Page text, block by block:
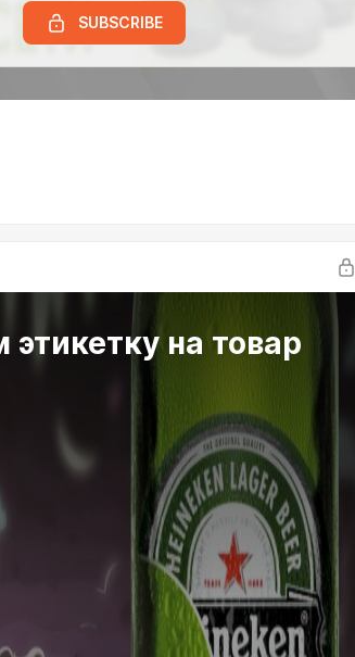
SUBSCRIBE
на товар